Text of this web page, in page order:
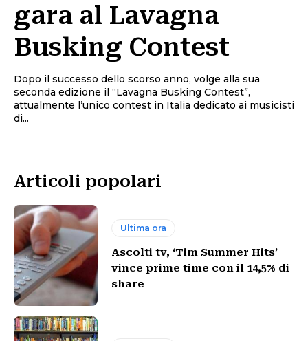
gara al Lavagna
Busking Contest
Dopo il successo dello scorso anno, volge alla sua
seconda edizione il “Lavagna Busking Contest”,
attualmente l’unico contest in Italia dedicato ai musicisti
di...
Articoli popolari
Ultima ora
Ascolti tv, ‘Tim Summer Hits’
vince prime time con il 14,5% di
share